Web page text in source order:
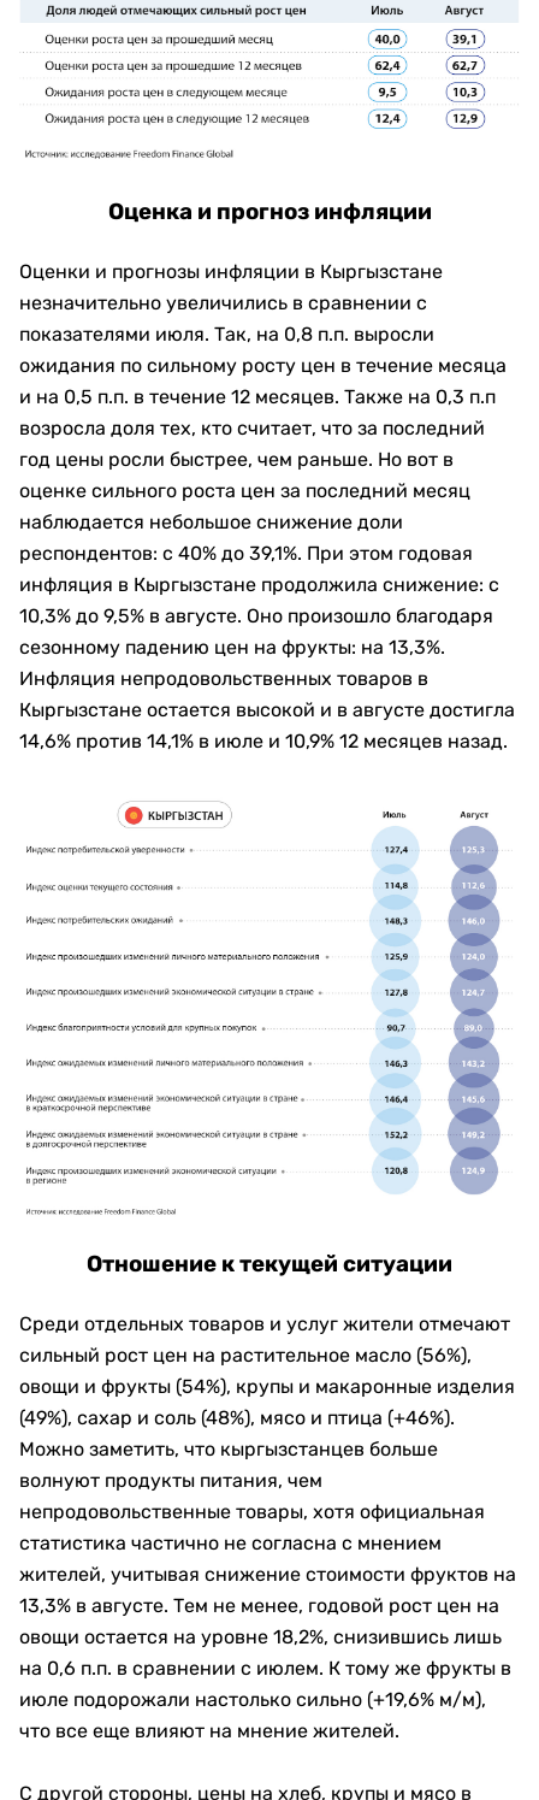
Оценка и прогноз инфляции
Оценки и прогнозы инфляции в Кыргызстане
незначительно увеличились в сравнении с
показателями июля. Так, на 0,8 п.п. выросли
ожидания по сильному росту цен в течение месяца
и на 0,5 п.п. в течение 12 месяцев. Также на 0,3 п.п
возросла доля тех, кто считает, что за последний
год цены росли быстрее, чем раньше. Но вот в
оценке сильного роста цен за последний месяц
наблюдается небольшое снижение доли
респондентов: с 40% до 39,1%. При этом годовая
инфляция в Кыргызстане продолжила снижение: с
10,3% до 9,5% в августе. Оно произошло благодаря
сезонному падению цен на фрукты: на 13,3%.
Инфляция непродовольственных товаров в
Кыргызстане остается высокой и в августе достигла
14,6% против 14,1% в июле и 10,9% 12 месяцев назад.
Отношение к текущей ситуации
Среди отдельных товаров и услуг жители отмечают
сильный рост цен на растительное масло (56%),
овощи и фрукты (54%), крупы и макаронные изделия
(49%), сахар и соль (48%), мясо и птица (+46%).
Можно заметить, что кыргызстанцев больше
волнуют продукты питания, чем
непродовольственные товары, хотя официальная
статистика частично не согласна с мнением
жителей, учитывая снижение стоимости фруктов на
13,3% в августе. Тем не менее, годовой рост цен на
овощи остается на уровне 18,2%, снизившись лишь
на 0,6 п.п. в сравнении с июлем. К тому же фрукты в
июле подорожали настолько сильно (+19,6% м/м),
что все еще влияют на мнение жителей.
С другой стороны, цены на хлеб, крупы и мясо в